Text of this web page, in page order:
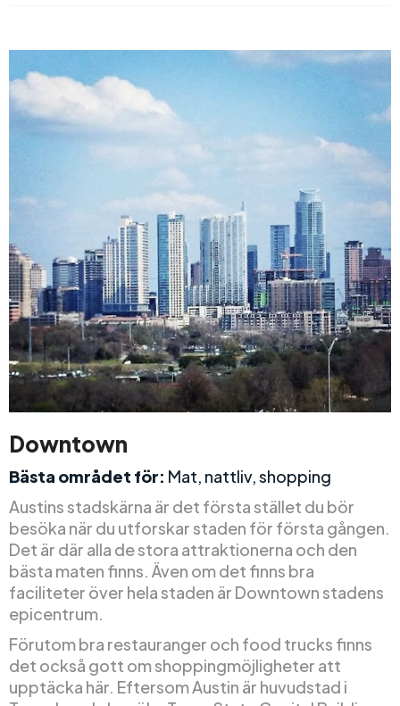
Downtown
Bästa området för: Mat, nattliv, shopping
Austins stadskärna är det första stället du bör
besöka när du utforskar staden för första gången.
Det är där alla de stora attraktionerna och den
bästa maten finns. Även om det finns bra
faciliteter över hela staden är Downtown stadens
epicentrum.
Förutom bra restauranger och food trucks finns
det också gott om shoppingmöjligheter att
upptäcka här. Eftersom Austin är huvudstad i